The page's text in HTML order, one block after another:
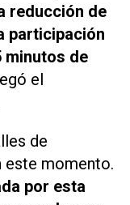
reducción de
participación
minutos de
el
de
este momento.
por esta